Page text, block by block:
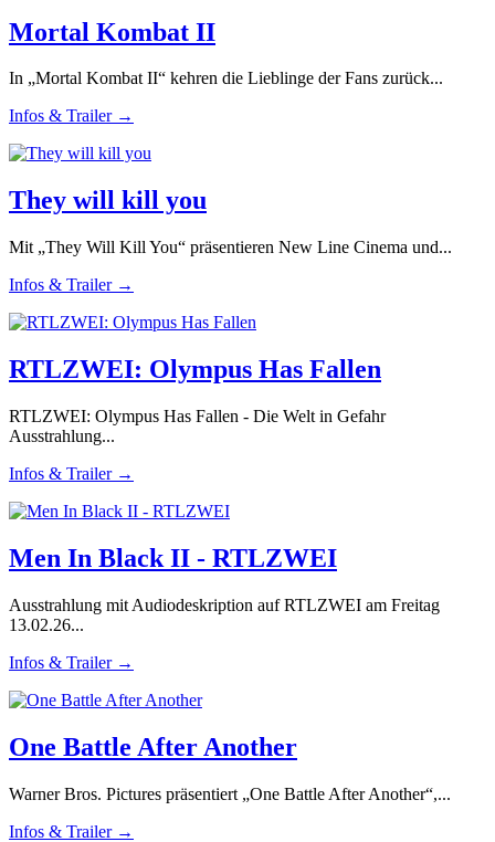
Mortal Kombat II
In „Mortal Kombat II“ kehren die Lieblinge der Fans zurück...
Infos & Trailer →
They will kill you
Mit „They Will Kill You“ präsentieren New Line Cinema und...
Infos & Trailer →
RTLZWEI: Olympus Has Fallen
RTLZWEI: Olympus Has Fallen - Die Welt in Gefahr
Ausstrahlung...
Infos & Trailer →
Men In Black II - RTLZWEI
Ausstrahlung mit Audiodeskription auf RTLZWEI am Freitag
13.02.26...
Infos & Trailer →
One Battle After Another
Warner Bros. Pictures präsentiert „One Battle After Another“,...
Infos & Trailer →